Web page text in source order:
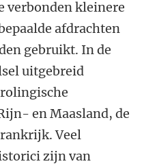
verbonden kleinere
afdrachten
gebruikt. In de
uitgebreid
en Maasland, de
Veel
zijn van